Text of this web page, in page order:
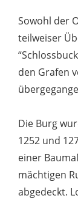
Sowohl der
teilweiser
den Grafen
Die Burg
1252 und
einer
mächtigen
abgedeckt.